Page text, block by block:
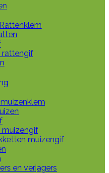
rattengif
muizengif
muizengif
en verjagers